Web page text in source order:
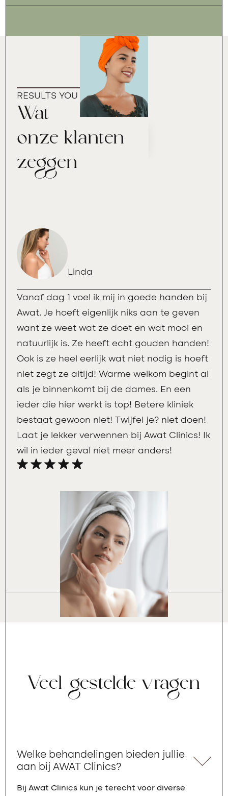
RESULTS YOU CAN TRUST
Wat
onze klanten
zeggen
Linda
Vanaf dag 1 voel ik mij in goede handen bij
Awat. Je hoeft eigenlijk niks aan te geven
want ze weet wat ze doet en wat mooi en
natuurlijk is. Ze heeft echt gouden handen!
Ook is ze heel eerlijk wat niet nodig is hoeft
niet zegt ze altijd! Warme welkom begint al
als je binnenkomt bij de dames. En een
ieder die hier werkt is top! Betere kliniek
bestaat gewoon niet! Twijfel je? niet doen!
Laat je lekker verwennen bij Awat Clinics! Ik
wil in ieder geval niet meer anders!
Veel gestelde vragen
Welke behandelingen bieden jullie
aan bij AWAT Clinics?
Bij Awat Clinics kun je terecht voor diverse